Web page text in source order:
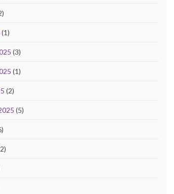
(1)
(3)
(1)
(2)
(5)